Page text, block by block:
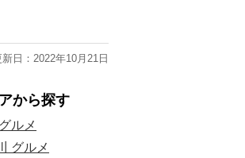
新日：2022年10月21日
から探す
ルメ
グルメ